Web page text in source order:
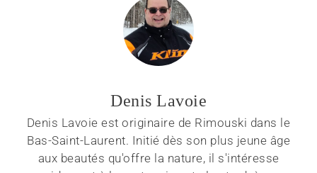
Denis Lavoie
Denis Lavoie est originaire de Rimouski dans le
Bas-Saint-Laurent. Initié dès son plus jeune âge
aux beautés qu'offre la nature, il s'intéresse